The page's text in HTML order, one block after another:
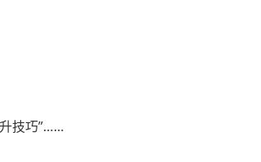
技巧”……